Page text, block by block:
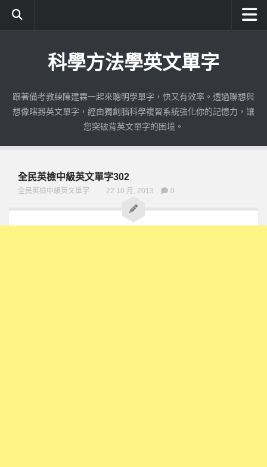
成為付費會員
如何註冊與登入
練習識字|公職英文
錯誤加強|公職英文
考古題加強|公職英文
科學方法學英文單字
跟著備考教練陳建霖一起來聰明學單字，快又有效率。透過聯想與
想像瞎掰英文單字，經由獨創腦科學複習系統強化你的記憶力，讓
您突破背英文單字的困境。
全民英檢中級英文單字302
全民英檢中級英文單字 22 10 月, 2013 0